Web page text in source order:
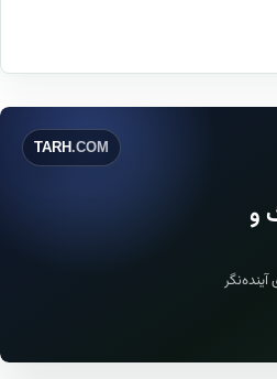
TARH .COM
و